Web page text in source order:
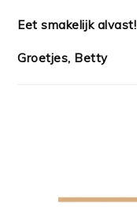
Eet smakelijk alvast!
Groetjes, Betty